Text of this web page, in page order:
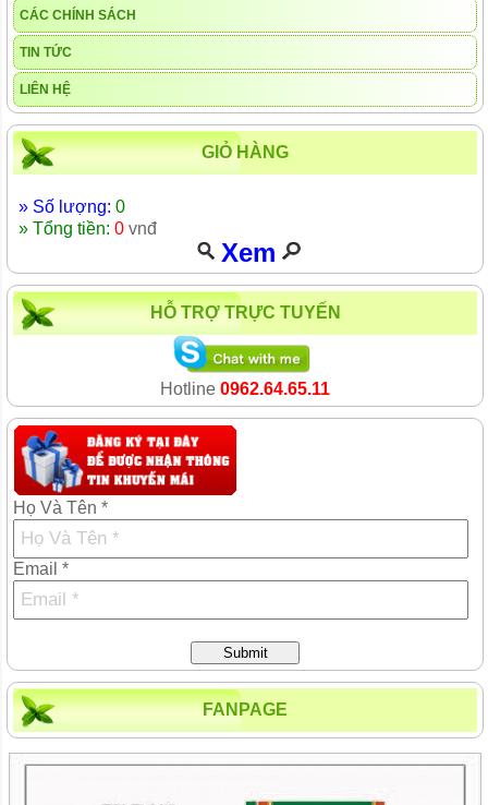
CÁC CHÍNH SÁCH
TIN TỨC
LIÊN HỆ
GIỎ HÀNG
» Số lượng: 0
» Tổng tiền: 0 vnđ
Xem
HỖ TRỢ TRỰC TUYẾN
Hotline 0962.64.65.11
Họ Và Tên *
Email *
Submit
FANPAGE